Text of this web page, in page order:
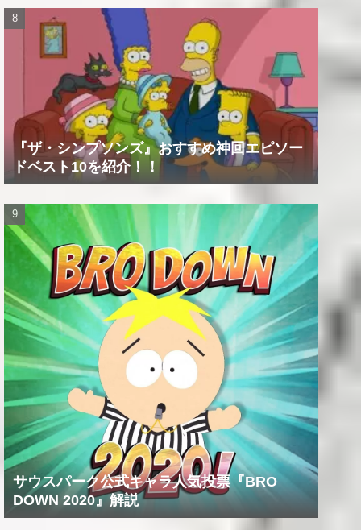
『ザ・シンプソンズ』おすすめ神回エピソー
ドベスト10を紹介！！
サウスパーク公式キャラ人気投票『BRO
DOWN 2020』解説